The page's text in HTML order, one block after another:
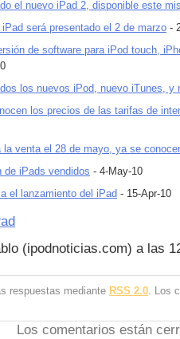
el nuevo iPad 2, disponible este
iPad será presentado el 2 de marzo -
de software para iPod touch,
los nuevos iPod, nuevo iTunes, y
los precios de las tarifas de
la venta el 28 de mayo, ya se
de iPads vendidos - 4-May-10
el lanzamiento del iPad - 15-Apr-10
(ipodnoticias.com) a las
respuestas mediante RSS 2.0. Los
Los comentarios están